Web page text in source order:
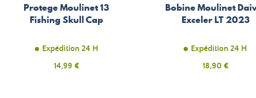
Protege Moulinet 13
Fishing Skull Cap
Expédition 24 H
Prix
14,99 €
Bobine Moulinet
Exceler LT 2023
Expédition 24 H
Prix
18,90 €